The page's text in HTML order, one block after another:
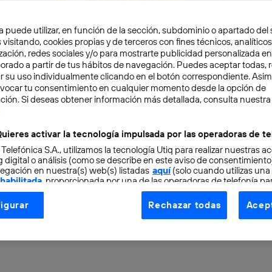
3 min
espacial para
presenta sus
puede utilizar, en función de la sección, subdominio o apartado del
visitando, cookies propias y de terceros con fines técnicos,
redes sociales y/o para mostrarte publicidad personalizada
a partir de tus hábitos de navegación. Puedes aceptar todas,
su uso individualmente clicando en el botón correspondiente.
tu consentimiento en cualquier momento desde la opción de
Si deseas obtener información más detallada, consulta nuestra
activar la tecnología impulsada por las operadoras de
S.A., utilizamos la tecnología Utiq para realizar nuestras
digital o análisis (como se describe en este aviso de
en nuestra(s) web(s) listadas aquí(solo cuando utilizas una
, proporcionada por una de las operadoras de telefonía
consentimiento en cada página web).
Utiq está diseñada con la privacidad como prioridad
dirección IP y otra información de la cuenta de cliente de
Rechazar todas